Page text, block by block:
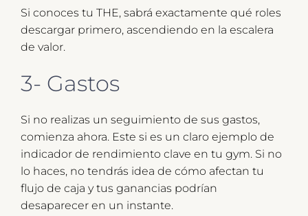
Si conoces tu THE, sabrá exactamente qué roles
descargar primero, ascendiendo en la escalera
de valor.
3- Gastos
Si no realizas un seguimiento de sus gastos,
comienza ahora. Este si es un claro ejemplo de
indicador de rendimiento clave en tu gym. Si no
lo haces, no tendrás idea de cómo afectan tu
flujo de caja y tus ganancias podrían
desaparecer en un instante.